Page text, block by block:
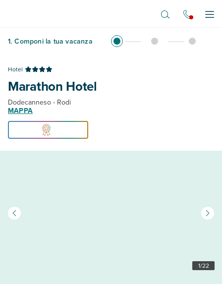
1. Componi la tua vacanza
Hotel
Marathon Hotel
Dodecanneso - Rodi
MAPPA
1/22